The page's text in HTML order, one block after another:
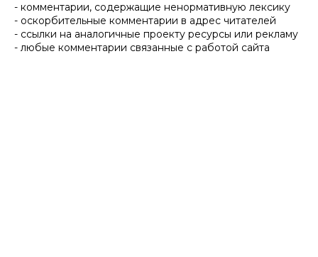
- комментарии, содержащие ненормативную лексику
- оскорбительные комментарии в адрес читателей
- ссылки на аналогичные проекту ресурсы или рекламу
- любые комментарии связанные с работой сайта